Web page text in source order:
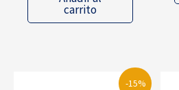
era:
$9.294.
carrito
-15%